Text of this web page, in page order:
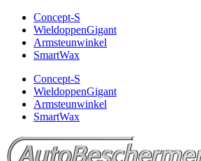
Concept-S
WieldoppenGigant
Armsteunwinkel
SmartWax
Concept-S
WieldoppenGigant
Armsteunwinkel
SmartWax